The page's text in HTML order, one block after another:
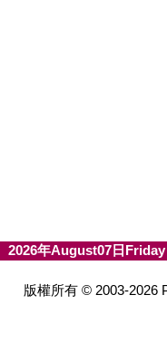
2026年August07日Friday
版權所有 © 2003-